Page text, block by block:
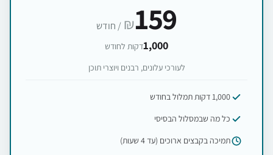
159
₪ / חודש
1,000דקות לחודש
לעורכי עלונים, רבנים ויוצרי תוכן
1,000 דקות תמלול בחודש
כל מה שבמסלול הבסיסי
תמיכה בקבצים ארוכים (עד 4 שעות)